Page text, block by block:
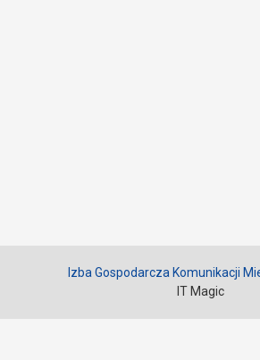
Izba Gospodarcza Komunikacji
IT Magic